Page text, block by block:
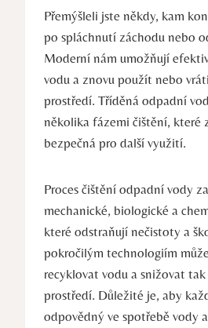
Přemýšleli jste někdy, kam
po spláchnutí záchodu nebo
Moderní nám umožňují
vodu a znovu použít nebo
prostředí. Tříděná odpadní
několika fázemi čištění, které
bezpečná pro další využití.
Proces čištění odpadní vody
mechanické, biologické a
které odstraňují nečistoty a
pokročilým technologiím
recyklovat vodu a snižovat
prostředí. Důležité je, aby
odpovědný ve spotřebě vody